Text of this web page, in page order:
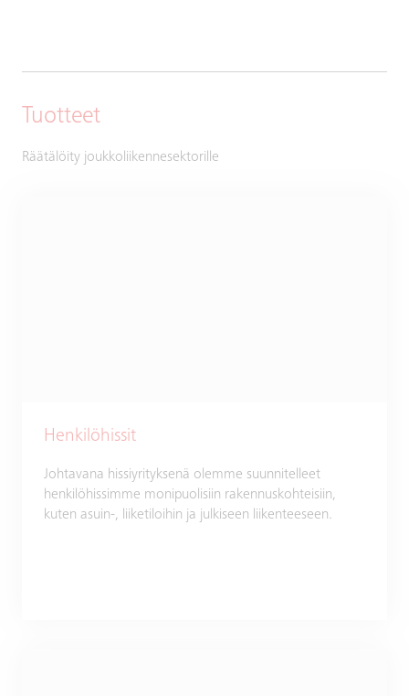
Tuotteet
Räätälöity joukkoliikennesektorille
Henkilöhissit
Johtavana hissiyrityksenä olemme suunnitelleet
henkilöhissimme monipuolisiin rakennuskohteisiin,
kuten asuin-, liiketiloihin ja julkiseen liikenteeseen.